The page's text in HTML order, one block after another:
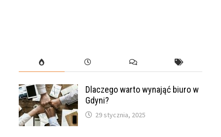
Dlaczego warto wynająć biuro w
Gdyni?
29 stycznia, 2025